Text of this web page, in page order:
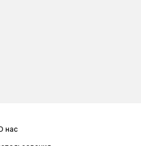
нас